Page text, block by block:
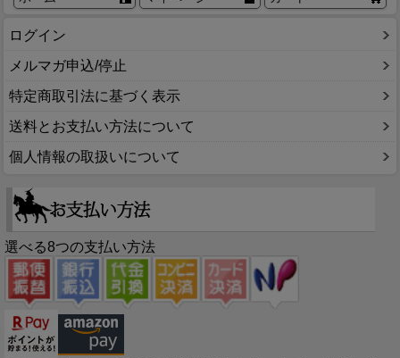
ログイン
メルマガ申込/停止
特定商取引法に基づく表示
送料とお支払い方法について
個人情報の取扱いについて
選べる8つの支払い方法